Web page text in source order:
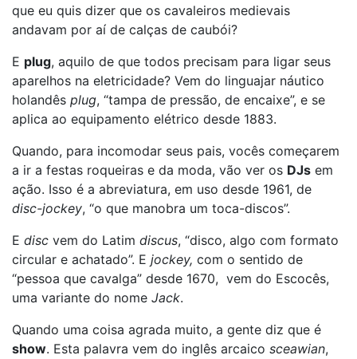
que eu quis dizer que os cavaleiros medievais
andavam por aí de calças de caubói?
E plug, aquilo de que todos precisam para ligar seus
aparelhos na eletricidade? Vem do linguajar náutico
holandês plug, “tampa de pressão, de encaixe”, e se
aplica ao equipamento elétrico desde 1883.
Quando, para incomodar seus pais, vocês começarem
a ir a festas roqueiras e da moda, vão ver os DJs em
ação. Isso é a abreviatura, em uso desde 1961, de
disc-jockey, “o que manobra um toca-discos”.
E disc vem do Latim discus, “disco, algo com formato
circular e achatado”. E jockey, com o sentido de
“pessoa que cavalga” desde 1670, vem do Escocês,
uma variante do nome Jack.
Quando uma coisa agrada muito, a gente diz que é
show. Esta palavra vem do inglês arcaico sceawian,